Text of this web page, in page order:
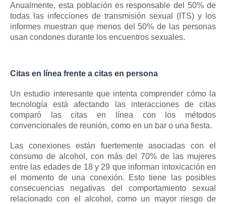
Anualmente, esta población es responsable del 50% de
todas las infecciones de transmisión sexual (ITS) y los
informes muestran que menos del 50% de las personas
usan condones durante los encuentros sexuales.
Citas en línea frente a citas en persona
Un estudio interesante que intenta comprender cómo la
tecnología está afectando las interacciones de citas
comparó las citas en línea con los métodos
convencionales de reunión, como en un bar o una fiesta.
Las conexiones están fuertemente asociadas con el
consumo de alcohol, con más del 70% de las mujeres
entre las edades de 18 y 29 que informan intoxicación en
el momento de una conexión.
Esto tiene las posibles
consecuencias negativas del comportamiento sexual
relacionado con el alcohol, como un mayor riesgo de